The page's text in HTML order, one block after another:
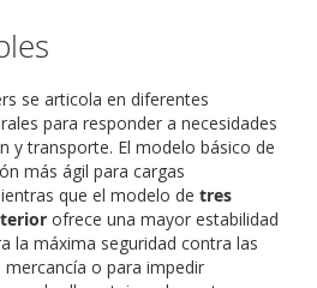
se articola en diferentes
para responder a necesidades
y transporte. El modelo básico de
más ágil para cargas
que el modelo de tres
ofrece una mayor estabilidad
la máxima seguridad contra las
o para impedir